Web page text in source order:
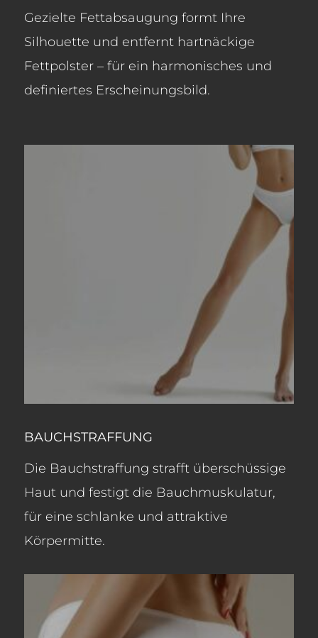
Gezielte Fettabsaugung formt Ihre
Silhouette und entfernt hartnäckige
Fettpolster – für ein harmonisches und
definiertes Erscheinungsbild.
BAUCHSTRAFFUNG
Die Bauchstraffung strafft überschüssige
Haut und festigt die Bauchmuskulatur,
für eine schlanke und attraktive
Körpermitte.